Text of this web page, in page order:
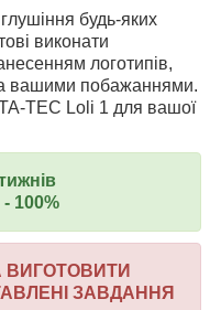
будь-яких
виконати
логотипів,
вашими побажаннями.
TEC Loli 1 для вашої
100%
ВИГОТОВИТИ
ЗАВДАННЯ